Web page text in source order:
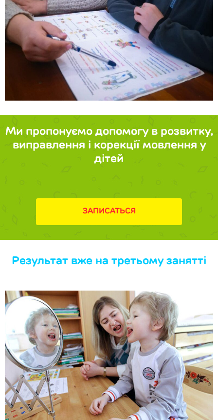
Ми пропонуємо допомогу в розвитку,
виправлення і корекції мовлення у
дітей
ЗАПИСАТЬСЯ
Результат вже на третьому занятті